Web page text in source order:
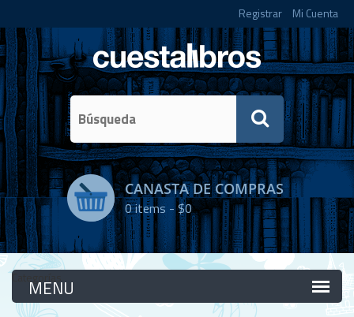
Registrar Mi Cuenta
CANASTA DE COMPRAS
0items -$0
Categorías